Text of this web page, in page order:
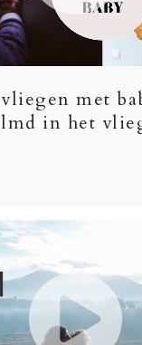
met
in het